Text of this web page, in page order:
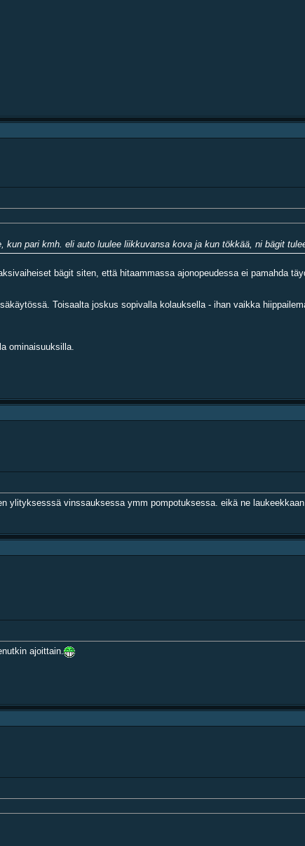
pari kmh. eli auto luulee liikkuvansa kova ja kun tökkää, ni bägit
bägit siten, että hitaammassa ajonopeudessa ei pamahda
Toisaalta joskus sopivalla kolauksella - ihan vaikka
ominaisuuksilla.
ylityksesssä vinssauksessa ymm pompotuksessa. eikä ne
ajoittain.